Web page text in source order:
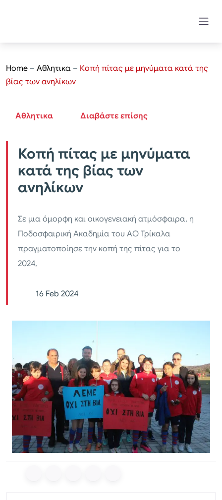
Home – Αθλητικα – Κοπή πίτας με μηνύματα κατά της
βίας των ανηλίκων
Αθλητικα Διαβάστε επίσης
Κοπή πίτας με μηνύματα
κατά της βίας των
ανηλίκων
Σε μια όμορφη και οικογενειακή ατμόσφαιρα, η
Ποδοσφαιρική Ακαδημία του ΑΟ Τρίκαλα
πραγματοποίησε την κοπή της πίτας για το
2024,
16 Feb 2024